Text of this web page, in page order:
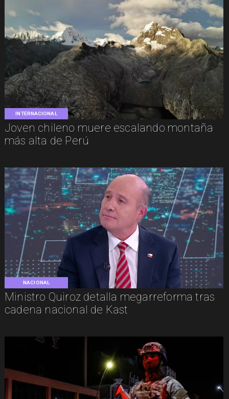
INTERNACIONAL
Joven chileno muere escalando montaña
más alta de Perú
NACIONAL
Ministro Quiroz detalla megarreforma tras
cadena nacional de Kast